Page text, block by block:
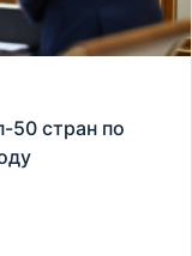
50 стран по